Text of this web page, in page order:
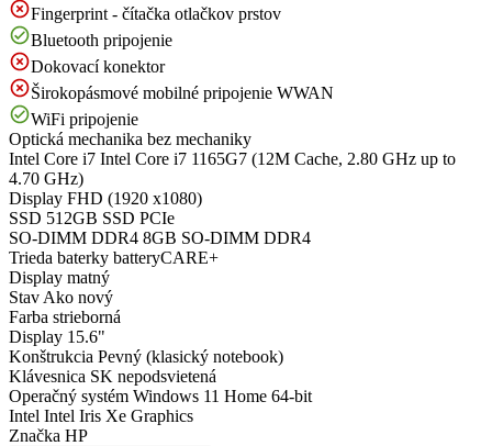
Fingerprint - čítačka otlačkov prstov
Bluetooth pripojenie
Dokovací konektor
Širokopásmové mobilné pripojenie WWAN
WiFi pripojenie
Optická mechanika bez mechaniky
Intel Core i7 Intel Core i7 1165G7 (12M Cache, 2.80 GHz up to
4.70 GHz)
Display FHD (1920 x1080)
SSD 512GB SSD PCIe
SO-DIMM DDR4 8GB SO-DIMM DDR4
Trieda baterky batteryCARE+
Display matný
Stav Ako nový
Farba strieborná
Display 15.6"
Konštrukcia Pevný (klasický notebook)
Klávesnica SK nepodsvietená
Operačný systém Windows 11 Home 64-bit
Intel Intel Iris Xe Graphics
Značka HP